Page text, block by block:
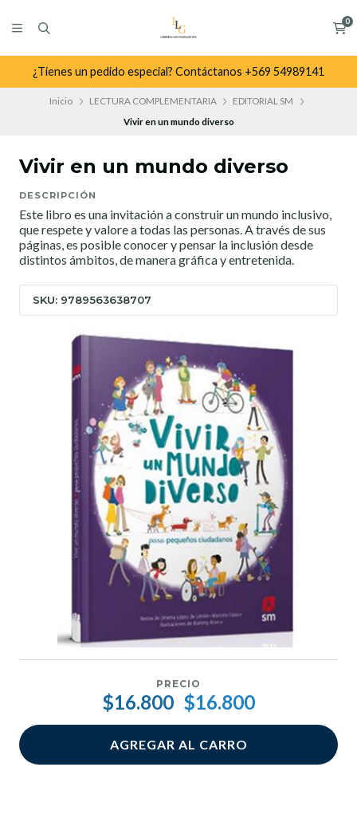
0
¿Tienes un pedido especial? Contáctanos +569 54989141
Inicio LECTURA COMPLEMENTARIA
EDITORIAL SM
Vivir en un mundo diverso
Vivir en un mundo diverso
DESCRIPCIÓN
Este libro es una invitación a construir un mundo inclusivo,
que respete y valore a todas las personas. A través de sus
páginas, es posible conocer y pensar la inclusión desde
distintos ámbitos, de manera gráfica y entretenida.
SKU: 9789563638707
PRECIO
$16.800 $16.800
AGREGAR AL CARRO